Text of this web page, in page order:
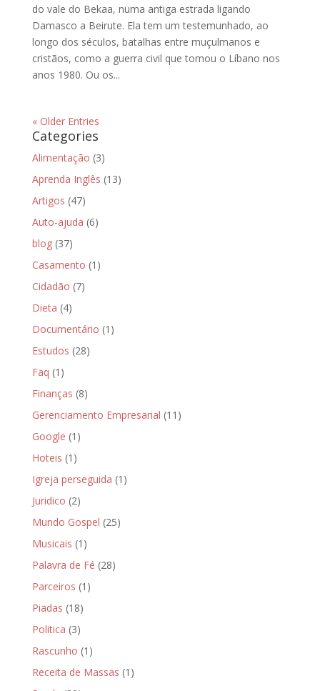
do vale do Bekaa, numa antiga estrada ligando
Damasco a Beirute. Ela tem um testemunhado, ao
longo dos séculos, batalhas entre muçulmanos e
cristãos, como a guerra civil que tomou o Líbano nos
anos 1980. Ou os...
« Older Entries
Categories
Alimentação (3)
Aprenda Inglês (13)
Artigos (47)
Auto-ajuda (6)
blog(37)
Casamento (1)
Cidadão (7)
Dieta (4)
Documentário (1)
Estudos (28)
Faq (1)
Finanças (8)
Gerenciamento Empresarial (11)
Google (1)
Hoteis (1)
Igreja perseguida (1)
Juridico (2)
Mundo Gospel (25)
Musicais (1)
Palavra de Fé (28)
Parceiros (1)
Piadas (18)
Politica (3)
Rascunho (1)
Receita de Massas (1)